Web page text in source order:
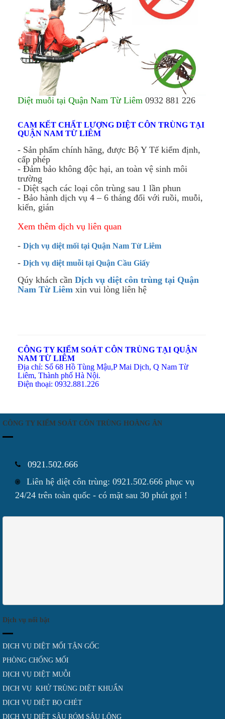
Diệt muỗi tại Quận Nam Từ Liêm 0932 881 226
CAM KẾT CHẤT LƯỢNG DIỆT CÔN TRÙNG TẠI
QUẬN NAM TỪ LIÊM
- Sản phẩm chính hãng, được Bộ Y Tế kiểm định,
cấp phép
- Đảm bảo không độc hại, an toàn vệ sinh môi
trường
- Diệt sạch các loại côn trùng sau 1 lần phun
- Bảo hành dịch vụ 4 – 6 tháng đối với ruồi, muỗi,
kiến, gián
Xem thêm dịch vụ liên quan
- Dịch vụ diệt mối tại Quận Nam Từ Liêm
- Dịch vụ diệt muỗi tại Quận Cầu Giấy
Qúy khách cần Dịch vụ diệt côn trùng tại Quận
Nam Từ Liêm xin vui lòng liên hệ
CÔNG TY KIỂM SOÁT CÔN TRÙNG TẠI QUẬN
NAM TỪ LIÊM
Địa chỉ: Số 68 Hồ Tùng Mậu,P Mai Dịch, Q Nam Từ
Liêm, Thành phố Hà Nội.
Điện thoại: 0932.881.226
CÔNG TY KIỂM SOÁT CÔN TRÙNG HOÀNG ÂN
0921.502.666
Liên hệ diệt côn trùng: 0921.502.666 phục vụ
24/24 trên toàn quốc - có mặt sau 30 phút gọi !
Dịch vụ nổi bật
DỊCH VỤ DIỆT MỐI TẬN GỐC
PHÒNG CHỐNG MỐI
DỊCH VỤ DIỆT MUỖI
DỊCH VỤ KHỬ TRÙNG DIỆT KHUẨN
DỊCH VỤ DIỆT BỌ CHÉT
DỊCH VỤ DIỆT SÂU RÓM SÂU LÔNG